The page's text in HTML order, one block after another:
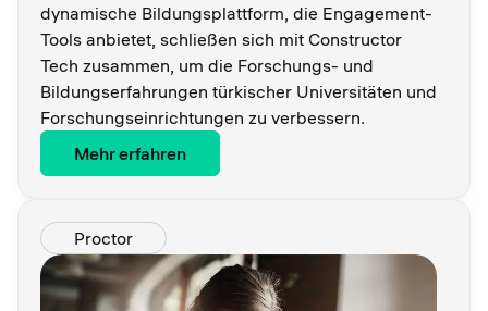
dynamische Bildungsplattform, die Engagement-
Tools anbietet, schließen sich mit Constructor
Tech zusammen, um die Forschungs- und
Bildungserfahrungen türkischer Universitäten und
Forschungseinrichtungen zu verbessern.
Mehr erfahren
Proctor